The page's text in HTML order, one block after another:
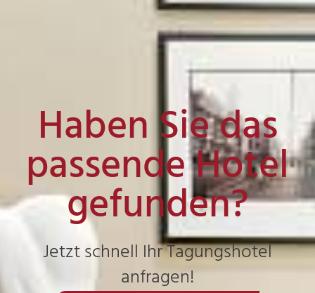
Haben Sie das
passende Hotel
gefunden?
Jetzt schnell Ihr Tagungshotel
anfragen!